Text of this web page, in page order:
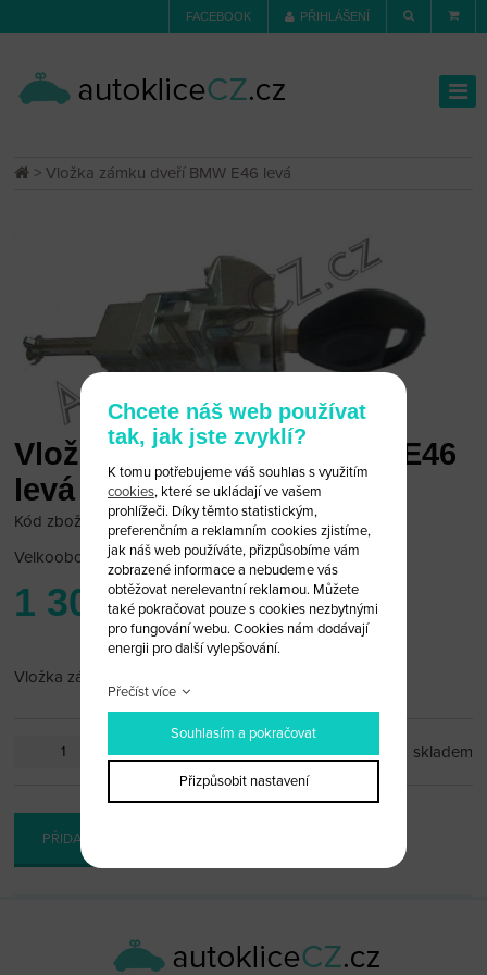
FACEBOOK PŘIHLÁŠENÍ
> Vložka zámku dveří BMW E46 levá
Vložka zámku dveří BMW E46
levá
Kód zboží: bmw-zam-06A
Velkoobchodní cena:po přihlášení
1 300 Kč
Vložka zámku dveří BMW E46 levá
ks skladem
PŘIDAT DO KOŠÍKU
Chcete náš web používat
tak, jak jste zvyklí?
K tomu potřebujeme váš souhlas s využitím
cookies, které se ukládají ve vašem
prohlížeči. Díky těmto statistickým,
preferenčním a reklamním cookies zjistíme,
jak náš web používáte, přizpůsobíme vám
zobrazené informace a nebudeme vás
obtěžovat nerelevantní reklamou. Můžete
také pokračovat pouze s cookies nezbytnými
pro fungování webu. Cookies nám dodávají
energii pro další vylepšování.
Přečíst více
Souhlasím a pokračovat
Přizpůsobit nastavení